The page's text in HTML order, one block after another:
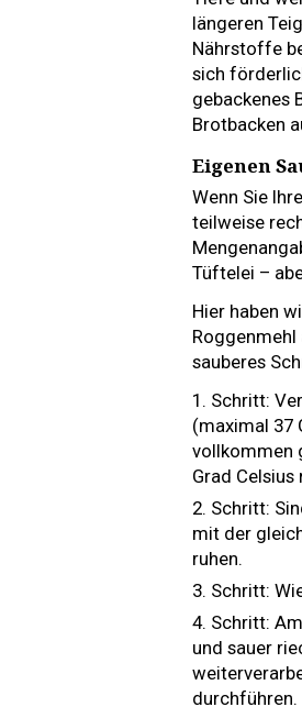
längeren
Nährstoffe
sich
gebackenes
Brotbacken
Eigenen
Wenn Sie
teilweise
Tüftelei –
Hier haben
Roggenmehl
sauberes
Schritt:
(maximal 37
vollkommen
Grad Celsius
Schritt:
mit der
ruhen.
Schritt:
Schritt:
und sauer
durchführen.